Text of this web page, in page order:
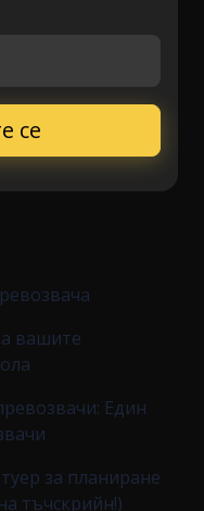
вашите
Един
за планиране
тъчскрийн!)